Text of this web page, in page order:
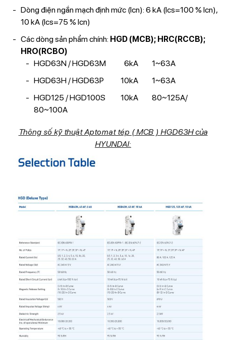
Dòng điện ngắn mạch định mức (Icn): 6 kA (Ics=100 % Icn),
10 kA (Ics=75 % Icn)
Các dòng sản phẩm chính: HGD (MCB); HRC(RCCB);
HRO(RCBO)
HGD63N / HGD63M 6kA 1~63A
HGD63H / HGD63P 10kA 1~63A
HGD125 / HGD100S 10kA 80~125A/
80~100A
Thông số kỹ thuật Aptomat tép ( MCB ) HGD63H của
HYUNDAI: